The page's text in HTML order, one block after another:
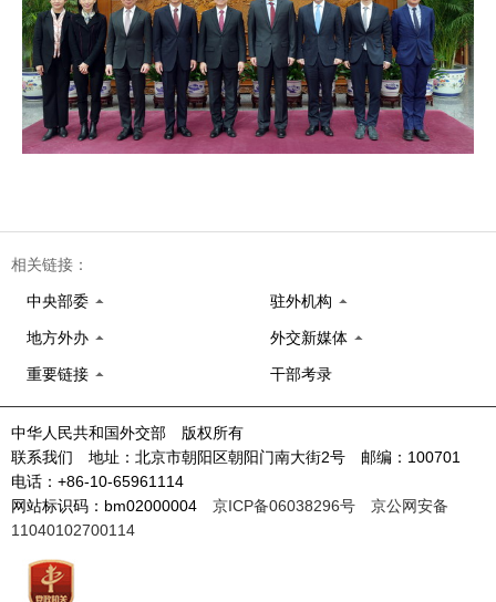
相关链接：
中央部委 驻外机构
地方外办 外交新媒体
重要链接 干部考录
中华人民共和国外交部 版权所有
联系我们 地址：北京市朝阳区朝阳门南大街2号 邮编：100701
电话：+86-10-65961114
网站标识码：bm02000004 京ICP备06038296号
京公网安备
11040102700114